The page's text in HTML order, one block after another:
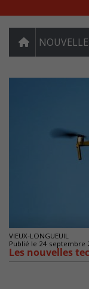
VIEUX-LONGUEUIL
Publié le 24 septembre
Les nouvelles